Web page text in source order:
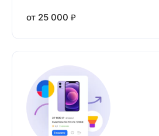
от 25 000 ₽